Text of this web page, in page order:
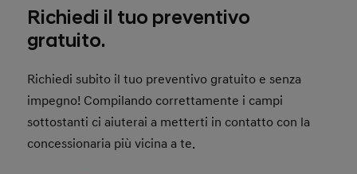
Richiedi il tuo preventivo
gratuito.
Richiedi subito il tuo preventivo gratuito e senza
impegno! Compilando correttamente i campi
sottostanti ci aiuterai a metterti in contatto con la
concessionaria più vicina a te.